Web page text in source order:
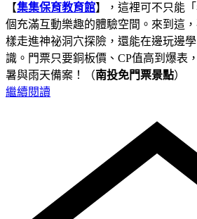
【集集保育教育館】，這裡可不只能
個充滿互動樂趣的體驗空間。來到這
樣走進神祕洞穴探險，還能在邊玩邊
識。門票只要銅板價、CP值高到爆表
暑與雨天備案！（南投免門票景點）
繼續閱讀